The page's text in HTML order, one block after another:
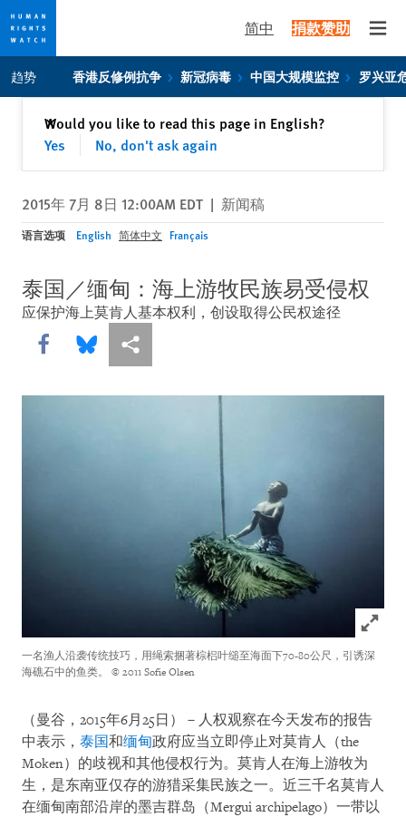
Skip
to
privacy
Skip
to
content
简中 捐款赞助
趋势 香港反修例抗争 新冠病毒 中国大规模监控 罗兴亚
Would you like to read this page in English?
Yes
No, don't ask again
✕关闭
2015年 7月 8日 12:00AM EDT | 新闻稿
语言选项 English 简体中文 Français
泰国／缅甸：海上游牧民族易受侵权
应保护海上莫肯人基本权利，创设取得公民权途径
Share this via Facebook
Share this via Bluesky
More sharing options
Click
一名渔人沿袭传统技巧，用绳索捆著棕梠叶缒至海面下70-80公尺，引诱深
海礁石中的鱼类。 © 2011 Sofie Olsen
（曼谷，2015年6月25日）－人权观察在今天发布的报告
中表示， 泰国和缅甸政府应当立即停止对莫肯人（the
Moken）的歧视和其他侵权行为。莫肯人在海上游牧为
生，是东南亚仅存的游猎采集民族之一。近三千名莫肯人
在缅甸南部沿岸的墨吉群岛（Mergui archipelago）一带以